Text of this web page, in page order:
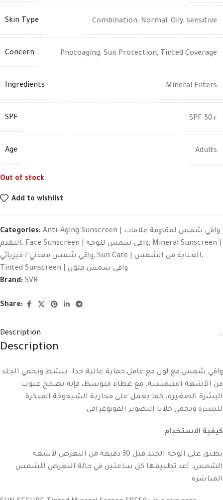
Skin Type Combination, Normal, Oily, sensitive
Concern Photoaging, Sun Protection, Tinted Coverage
Ingredients Mineral Filters
SPF SPF 50+
Age Adults
Out of stock
Add to wishlist
Categories: Anti-Aging Sunscreen | واقي شمس لمقاومة علامات
التقدم, Face Sunscreen | واقي شمس للوجه, Mineral Sunscreen |
واقي شمس معدني / فيزيائي, Sun Care | العناية من الشمس,
Tinted Sunscreen | واقي شمس ملون
Brand: SVR
Share:
Description
Description
واقي شمس مع لون مع عامل حماية عالية جدا. ينشط ويحمي الجلد
من الأشعة الشمسية. مع غطاء متوسط، فإنه يصحح عيوب
البشرة الصغيرة. كما يعمل على محاربة الشيخوخة المبكرة
للبشرة ويحمي خلايا التصوير الفوتوغرافي
كيفية الاستخدام
يطبق على الوجه الجلد قبل 30 دقيقة من التعرض لأشعة
الشمس. أعد تطبيقها كل ساعتين في حالة التعرض للشمس
المباشرة